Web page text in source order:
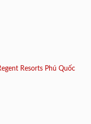
Resorts Phú Quốc